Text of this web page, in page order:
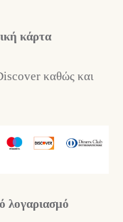
κάρτα
καθώς και
λογαριασμό